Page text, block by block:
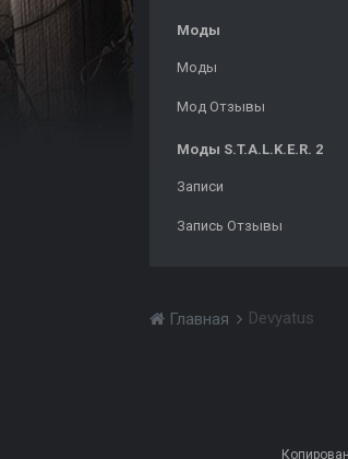
Моды
Моды
Мод Отзывы
Моды S.T.A.L.K.E.R. 2
Записи
Запись Отзывы
Главная Devyatus